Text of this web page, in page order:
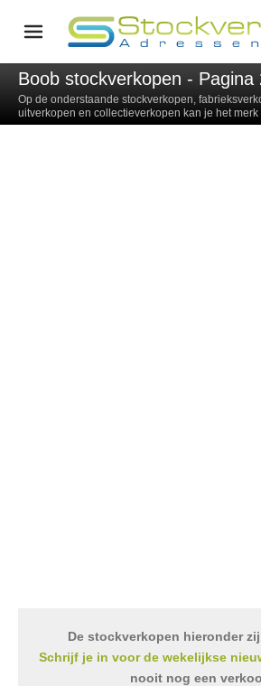
Boob stockverkopen - Pagina
Op de onderstaande stockverkopen,
uitverkopen en collectieverkopen kan je het merk
De stockverkopen hieronder
Schrijf je in voor de wekelijkse
nooit nog een